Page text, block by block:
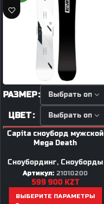
РАЗМЕР
ЦВЕТ
Capita сноуборд мужской
Mega Death
Сноубординг, Сноуборды
Артикул: 21010200
599 900 KZT
ВЫБЕРИТЕ ПАРАМЕТРЫ